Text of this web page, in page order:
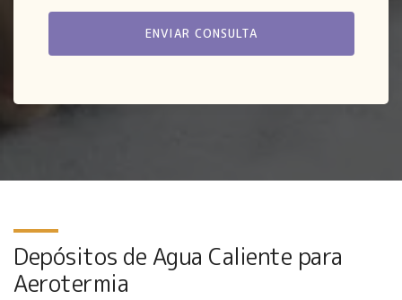
Depósitos de Agua Caliente para
Aerotermia